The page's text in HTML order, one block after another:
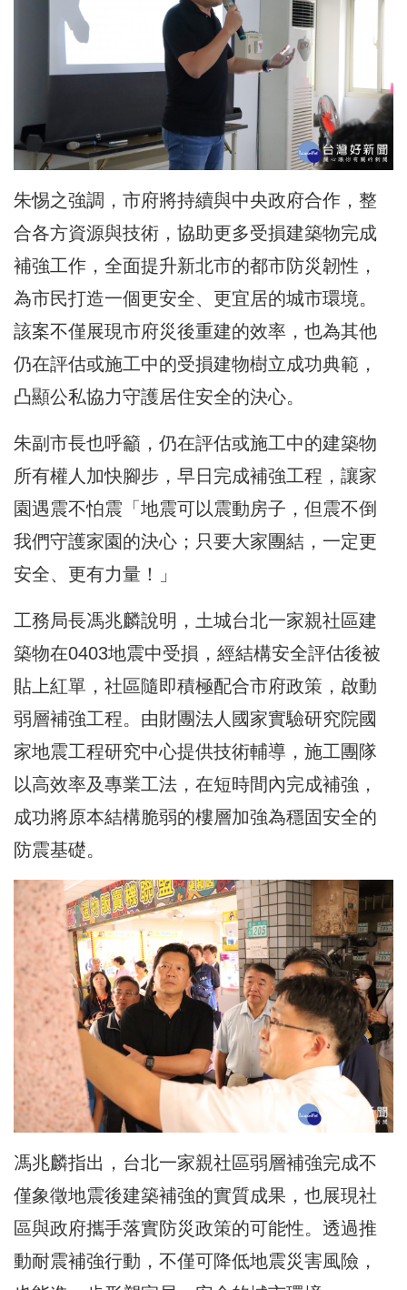
朱惕之強調，市府將持續與中央政府合作，整
合各方資源與技術，協助更多受損建築物完成
補強工作，全面提升新北市的都市防災韌性，
為市民打造一個更安全、更宜居的城市環境。
該案不僅展現市府災後重建的效率，也為其他
仍在評估或施工中的受損建物樹立成功典範，
凸顯公私協力守護居住安全的決心。
朱副市長也呼籲，仍在評估或施工中的建築物
所有權人加快腳步，早日完成補強工程，讓家
園遇震不怕震「地震可以震動房子，但震不倒
我們守護家園的決心；只要大家團結，一定更
安全、更有力量！」
工務局長馮兆麟說明，土城台北一家親社區建
築物在0403地震中受損，經結構安全評估後被
貼上紅單，社區隨即積極配合市府政策，啟動
弱層補強工程。由財團法人國家實驗研究院國
家地震工程研究中心提供技術輔導，施工團隊
以高效率及專業工法，在短時間內完成補強，
成功將原本結構脆弱的樓層加強為穩固安全的
防震基礎。
馮兆麟指出，台北一家親社區弱層補強完成不
僅象徵地震後建築補強的實質成果，也展現社
區與政府攜手落實防災政策的可能性。透過推
動耐震補強行動，不僅可降低地震災害風險，